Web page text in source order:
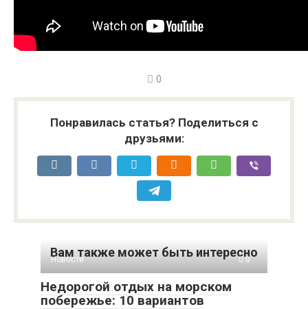
0
Понравилась статья? Поделиться с
друзьями:
Вам также может быть интересно
Новости 0
Недорогой отдых на морском
побережье: 10 вариантов